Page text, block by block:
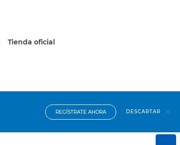
Tienda oficial
REGÍSTRATE AHORA DESCARTAR